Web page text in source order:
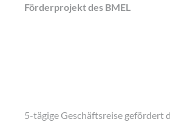
Förderprojekt des BMEL
5-tägige Geschäftsreise gefördert